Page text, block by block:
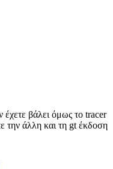
βάλει όμως το tracer
την άλλη και τη gt έκδοση